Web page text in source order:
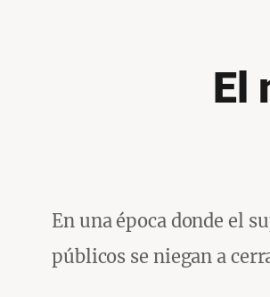
El
En una época donde el
públicos se niegan a